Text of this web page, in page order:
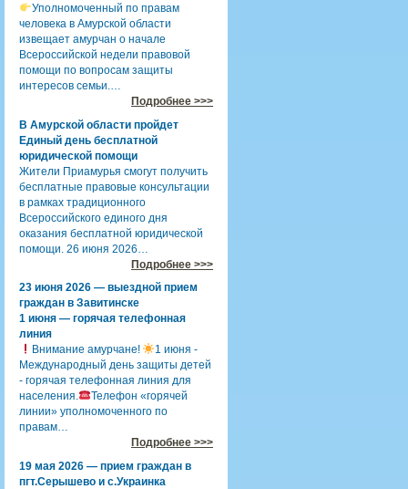
Уполномоченный по правам
человека в Амурской области
извещает амурчан о начале
Всероссийской недели правовой
помощи по вопросам защиты
интересов семьи.…
Подробнее >>>
В Амурской области пройдет
Единый день бесплатной
юридической помощи
Жители Приамурья смогут получить
бесплатные правовые консультации
в рамках традиционного
Всероссийского единого дня
оказания бесплатной юридической
помощи. 26 июня 2026…
Подробнее >>>
23 июня 2026 — выездной прием
граждан в Завитинске
1 июня — горячая телефонная
линия
Внимание амурчане!
1 июня -
Международный день защиты детей
- горячая телефонная линия для
населения.
Телефон «горячей
линии» уполномоченного по
правам…
Подробнее >>>
19 мая 2026 — прием граждан в
пгт.Серышево и с.Украинка